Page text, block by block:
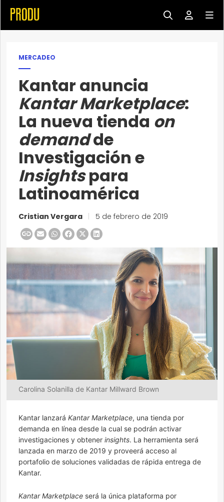
MERCADEO
Kantar anuncia
Kantar Marketplace:
La nueva tienda on
demandde
Investigación e
Insightspara
Latinoamérica
Cristian Vergara 5 de febrero de 2019
Carolina Solanilla de Kantar Millward Brown
Kantar lanzará Kantar Marketplace, una tienda por
demanda en línea desde la cual se podrán activar
investigaciones y obtener insights. La herramienta será
lanzada en marzo de 2019 y proveerá acceso al
portafolio de soluciones validadas de rápida entrega de
Kantar.
Kantar Marketplace será la única plataforma por